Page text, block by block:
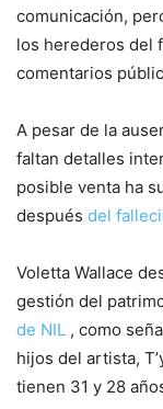
comunicación,
los herederos del
comentarios
A pesar de la
faltan detalles
posible venta ha
después del
Voletta Wallace
gestión del
de NIL , como
hijos del artista,
tienen 31 y 28